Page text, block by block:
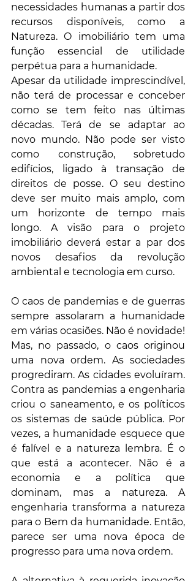
necessidades humanas a partir dos
recursos disponíveis, como a
Natureza. O imobiliário tem uma
função essencial de utilidade
perpétua para a humanidade.
Apesar da utilidade imprescindível,
não terá de processar e conceber
como se tem feito nas últimas
décadas. Terá de se adaptar ao
novo mundo. Não pode ser visto
como construção, sobretudo
edifícios, ligado à transação de
direitos de posse. O seu destino
deve ser muito mais amplo, com
um horizonte de tempo mais
longo. A visão para o projeto
imobiliário deverá estar a par dos
novos desafios da revolução
ambiental e tecnologia em curso.
O caos de pandemias e de guerras
sempre assolaram a humanidade
em várias ocasiões. Não é novidade!
Mas, no passado, o caos originou
uma nova ordem. As sociedades
progrediram. As cidades evoluíram.
Contra as pandemias a engenharia
criou o saneamento, e os políticos
os sistemas de saúde pública. Por
vezes, a humanidade esquece que
é falível e a natureza lembra. É o
que está a acontecer. Não é a
economia e a política que
dominam, mas a natureza. A
engenharia transforma a natureza
para o Bem da humanidade. Então,
parece ser uma nova época de
progresso para uma nova ordem.